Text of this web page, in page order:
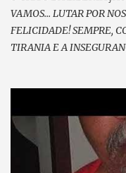
VAMOS... LUTAR POR
FELICIDADE! SEMPRE,
TIRANIA E A
BRILHAR! (refrão 1) DE
LIBERTAÇÃO ! E ENTÃO,
DO QUE HÁ DE VIR.
DEMOCRACIA, SEM